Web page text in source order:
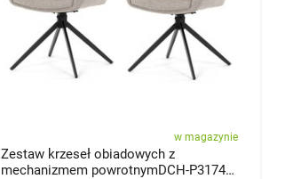
w magazynie
Zestaw krzeseł obiadowych z
mechanizmem powrotnymDCH-P3174